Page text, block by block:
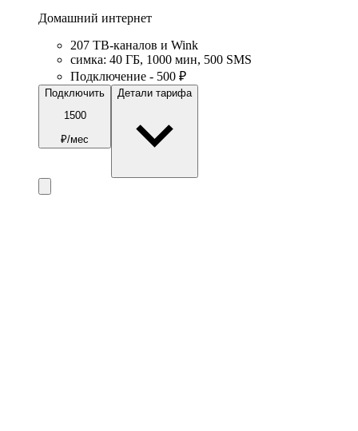
Домашний интернет
207 ТВ-каналов и Wink
симка: 40 ГБ, 1000 мин, 500 SMS
Подключение - 500 ₽
Подключить
1500
₽/мес
Детали тарифа